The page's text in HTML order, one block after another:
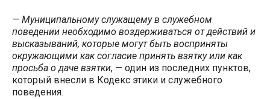
— Муниципальному служащему в служебном
поведении необходимо воздерживаться от действий и
высказываний, которые могут быть восприняты
окружающими как согласие принять взятку или как
просьба о даче взятки, — один из последних пунктов,
который внесли в Кодекс этики и служебного
поведения.